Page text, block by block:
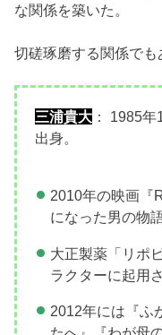
な関係を築いた。
切磋琢磨する関係でも
三浦貴大 ： 1985
出身。
2010年の映画『
になった男の物
大正製薬「リポ
ラクターに起用
2012年には『ふ